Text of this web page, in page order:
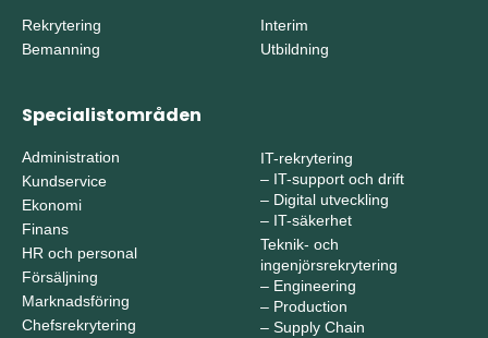
Rekrytering
Bemanning
Interim
Utbildning
Specialistområden
Administration
Kundservice
Ekonomi
Finans
HR och personal
Försäljning
Marknadsföring
Chefsrekrytering
IT-rekrytering
– IT-support och drift
– Digital utveckling
– IT-säkerhet
Teknik- och
ingenjörsrekrytering
– Engineering
– Production
– Supply Chain